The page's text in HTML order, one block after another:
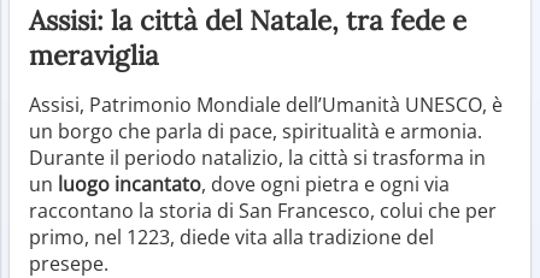
Assisi: la città del Natale, tra fede e
meraviglia
Assisi, Patrimonio Mondiale dell’Umanità UNESCO, è
un borgo che parla di pace, spiritualità e armonia.
Durante il periodo natalizio, la città si trasforma in
un luogo incantato, dove ogni pietra e ogni via
raccontano la storia di San Francesco, colui che per
primo, nel 1223, diede vita alla tradizione del
presepe.